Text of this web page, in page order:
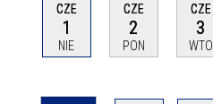
CZE
1
NIE
CZE
2
PON
CZE
3
WTO